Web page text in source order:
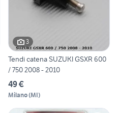
3
Tendi catena SUZUKI GSXR 600
/ 750 2008 - 2010
49 €
Milano(MI)